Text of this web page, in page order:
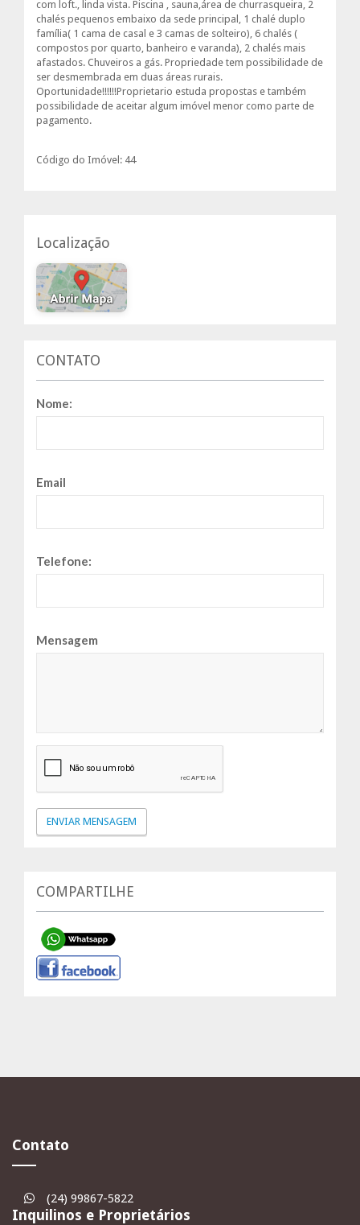
com loft., linda vista. Piscina , sauna,área de churrasqueira, 2
chalés pequenos embaixo da sede principal, 1 chalé duplo
família( 1 cama de casal e 3 camas de solteiro), 6 chalés (
compostos por quarto, banheiro e varanda), 2 chalés mais
afastados. Chuveiros a gás. Propriedade tem possibilidade de
ser desmembrada em duas áreas rurais.
Oportunidade!!!!!!Proprietario estuda propostas e também
possibilidade de aceitar algum imóvel menor como parte de
pagamento.
Código do Imóvel: 44
Localização
CONTATO
Nome:
Email
Telefone:
Mensagem
COMPARTILHE
Contato
(24) 99867-5822
Inquilinos e Proprietários